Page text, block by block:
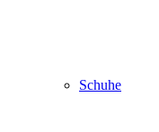
Schuhe